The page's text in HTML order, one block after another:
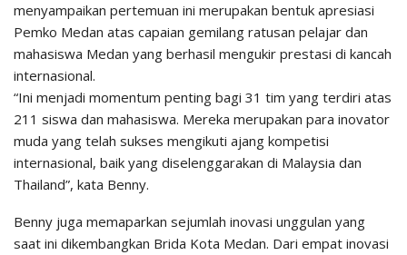
menyampaikan pertemuan ini merupakan bentuk apresiasi
Pemko Medan atas capaian gemilang ratusan pelajar dan
mahasiswa Medan yang berhasil mengukir prestasi di kancah
internasional.
“Ini menjadi momentum penting bagi 31 tim yang terdiri atas
211 siswa dan mahasiswa. Mereka merupakan para inovator
muda yang telah sukses mengikuti ajang kompetisi
internasional, baik yang diselenggarakan di Malaysia dan
Thailand”, kata Benny.
Benny juga memaparkan sejumlah inovasi unggulan yang
saat ini dikembangkan Brida Kota Medan. Dari empat inovasi